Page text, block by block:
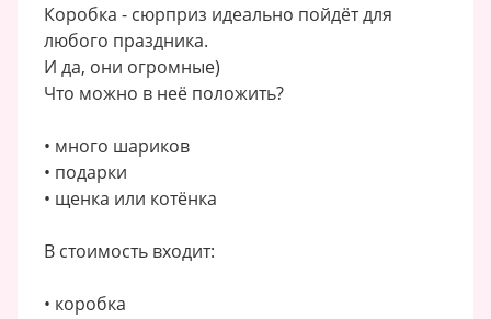
Коробка - сюрприз идеально пойдёт для
любого праздника.
И да, они огромные)
Что можно в неё положить?
• много шариков
• подарки
• щенка или котёнка
В стоимость входит:
• коробка